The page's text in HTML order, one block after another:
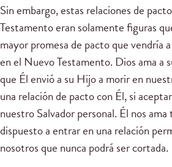
Sin embargo, estas relaciones de
Testamento eran solamente figuras
mayor promesa de pacto que vendría
en el Nuevo Testamento. Dios ama a
que Él envió a su Hijo a morir en
una relación de pacto con Él, si
nuestro Salvador personal. Él nos
dispuesto a entrar en una relación
nosotros que nunca podrá ser cortada.